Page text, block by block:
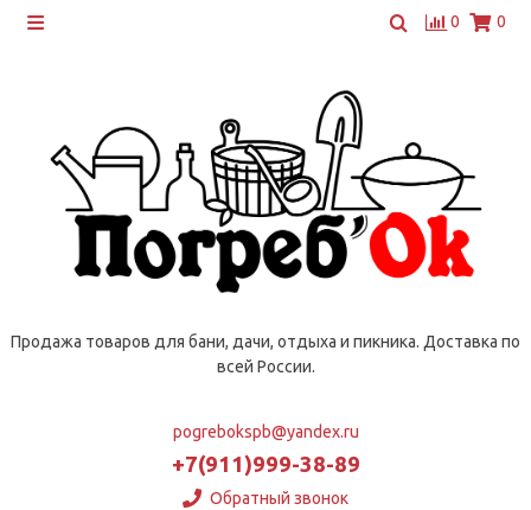
0 0
Продажа товаров для бани, дачи, отдыха и пикника. Доставка по
всей России.
pogrebokspb@yandex.ru
+7(911)999-38-89
Обратный звонок